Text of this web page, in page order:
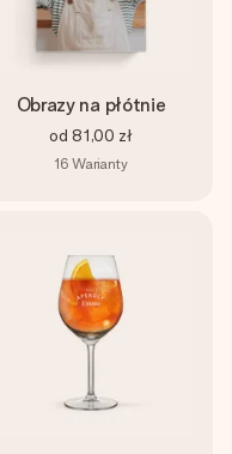
Obrazy na płótnie
od 81,00 zł
16 Warianty